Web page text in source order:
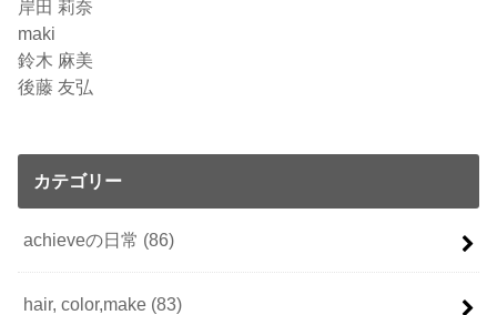
岸田 莉奈
maki
鈴木 麻美
後藤 友弘
カテゴリー
achieveの日常 (86)
hair, color,make (83)